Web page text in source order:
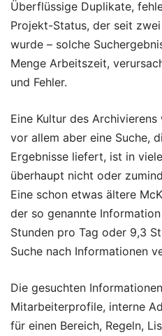
Überflüssige Duplikate,
Projekt-Status, der seit
wurde – solche
Menge Arbeitszeit,
und Fehler.
Eine Kultur des
vor allem aber eine Suche,
Ergebnisse liefert, ist in
überhaupt nicht oder
Eine schon etwas ältere
der so genannte
Stunden pro Tag oder 9,3
Suche nach Informationen
Die gesuchten
Mitarbeiterprofile, interne
für einen Bereich, Regeln,